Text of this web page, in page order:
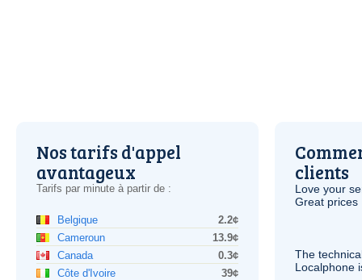
Nos tarifs d'appel
avantageux
Tarifs par minute à partir de :
Belgique
2.2¢
Cameroun
13.9¢
Canada
0.3¢
Côte d'Ivoire
39¢
clients
Love your
Great prices
The
Localphone